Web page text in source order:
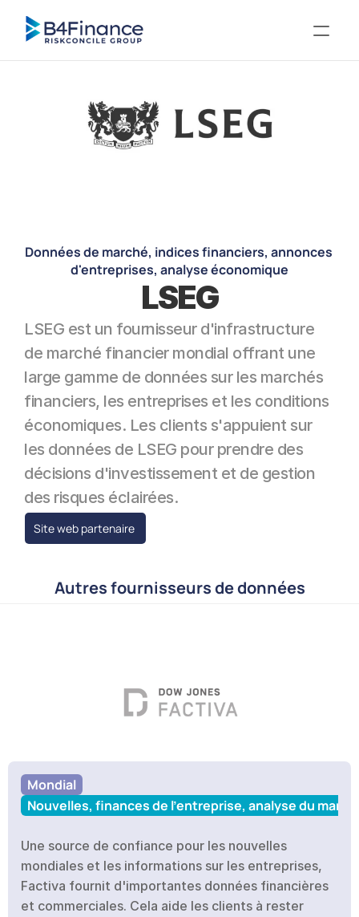
Données de marché, indices financiers, annonces
d'entreprises, analyse économique
LSEG
LSEG est un fournisseur d'infrastructure
de marché financier mondial offrant une
large gamme de données sur les marchés
financiers, les entreprises et les conditions
économiques. Les clients s'appuient sur
les données de LSEG pour prendre des
décisions d'investissement et de gestion
des risques éclairées.
Site web partenaire
Autres fournisseurs de données
Mondial
Nouvelles, finances de l'entreprise, analyse du
Une source de confiance pour les nouvelles
mondiales et les informations sur les entreprises,
Factiva fournit d'importantes données financières
et commerciales. Cela aide les clients à rester